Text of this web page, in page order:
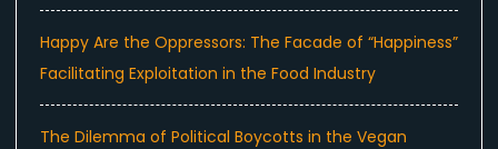
Happy Are the Oppressors: The Facade of “Happiness”
Facilitating Exploitation in the Food Industry
The Dilemma of Political Boycotts in the Vegan